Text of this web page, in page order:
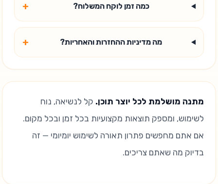
כמה זמן לוקח המשלוח? +
מה מדיניות ההחזרות והאחריות? +
מתנה מושלמת לכל יוצר תוכן. קל לנשיאה, נוח
לשימוש, ומספק תוצאות מקצועיות בכל זמן ובכל מקום.
אם אתם מחפשים פתרון תאורה לשימוש יומיומי — זה
בדיוק מה שאתם צריכים.